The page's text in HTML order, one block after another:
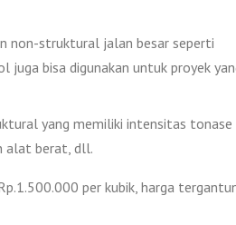
non-struktural jalan besar seperti
juga bisa digunakan untuk proyek
yang memiliki intensitas tonase
alat berat, dll.
per kubik, harga